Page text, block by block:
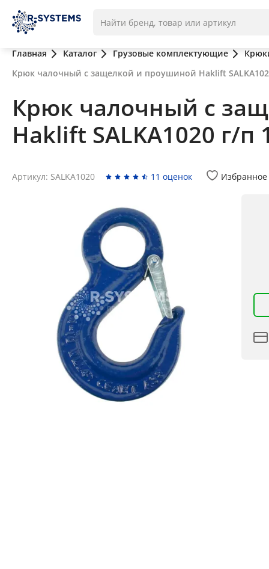
Главная Каталог Грузовые комплектующие
Крюк чалочный с защелкой и проушиной Haklift
Крюк чалочный с
Haklift SALKA1020 г/п
Артикул: SALKA1020 11 оценок Избранное